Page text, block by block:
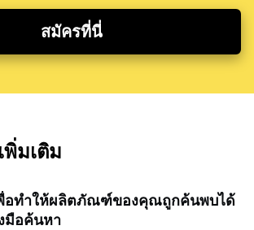
สมัครที่นี่
มเติม
พื่อทำให้ผลิตภัณฑ์ของคุณถูกค้นพบได้
มือค้นหา